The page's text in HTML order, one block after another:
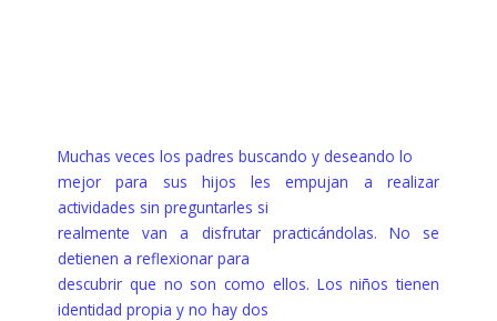
Muchas veces los padres buscando y deseando lo
mejor para sus hijos les empujan a realizar
actividades sin preguntarles si
realmente van a disfrutar practicándolas. No se
detienen a reflexionar para
descubrir que no son como ellos. Los niños tienen
identidad propia y no hay dos